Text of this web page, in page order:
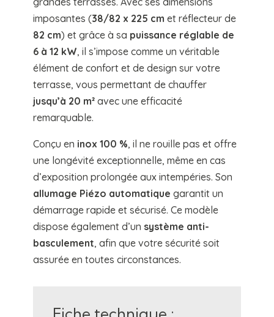
imposantes (38/82 x 225 cm et réflecteur de
82 cm) et grâce à sa puissance réglable de
6 à 12 kW, il s’impose comme un véritable
élément de confort et de design sur votre
terrasse, vous permettant de chauffer
jusqu’à 20 m²avec une efficacité
remarquable.
Conçu en inox 100 %, il ne rouille pas et offre
une longévité exceptionnelle, même en cas
d’exposition prolongée aux intempéries. Son
allumage Piézo automatique garantit un
démarrage rapide et sécurisé. Ce modèle
dispose également d’un système anti-
basculement, afin que votre sécurité soit
assurée en toutes circonstances.